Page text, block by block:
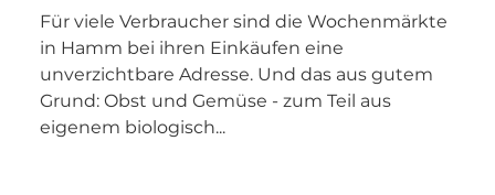
Für viele Verbraucher sind die Wochenmärkte
in Hamm bei ihren Einkäufen eine
unverzichtbare Adresse. Und das aus gutem
Grund: Obst und Gemüse - zum Teil aus
eigenem biologisch...